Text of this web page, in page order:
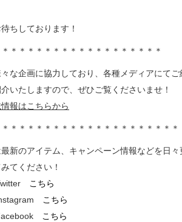
ちしております！
＊＊＊＊＊＊＊＊＊＊＊＊＊＊＊＊＊＊
な企画に協力しており、各種メディアにて
いたしますので、ぜひご覧くださいませ！
報はこちらから
＊＊＊＊＊＊＊＊＊＊＊＊＊＊＊＊＊＊＊＊
新のアイテム、キャンペーン情報などを日
てください！
こちら
こちら
こちら